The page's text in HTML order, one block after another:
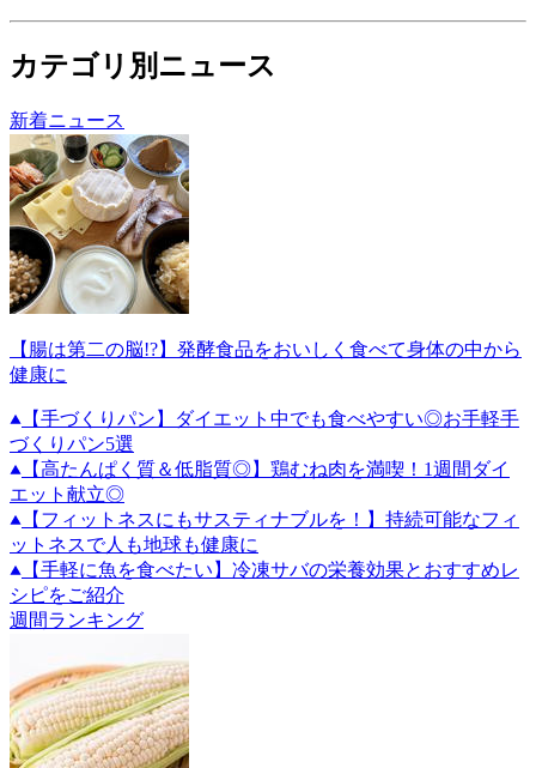
カテゴリ別ニュース
新着ニュース
【腸は第二の脳!?】発酵食品をおいしく食べて身体の中から
健康に
【手づくりパン】ダイエット中でも食べやすい◎お手軽手
づくりパン5選
【高たんぱく質＆低脂質◎】鶏むね肉を満喫！1週間ダイ
エット献立◎
【フィットネスにもサスティナブルを！】持続可能なフィ
ットネスで人も地球も健康に
【手軽に魚を食べたい】冷凍サバの栄養効果とおすすめレ
シピをご紹介
週間ランキング